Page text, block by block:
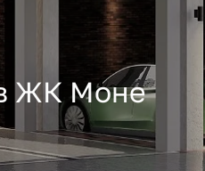
ЖК Моне